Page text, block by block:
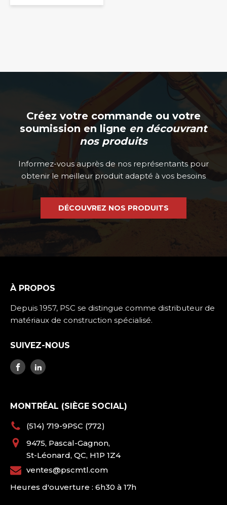
Créez votre commande ou votre
soumission en ligne en découvrant
nos produits
Informez-vous auprès de nos représentants pour
obtenir le meilleur produit adapté à vos besoins
DÉCOUVREZ NOS PRODUITS
À PROPOS
Depuis 1957, PSC se distingue comme distributeur de
matériaux de construction spécialisé.
SUIVEZ-NOUS
MONTRÉAL (SIÈGE SOCIAL)
(514) 719-9PSC (772)
9475, Pascal-Gagnon,
St-Léonard, QC, H1P 1Z4
ventes@pscmtl.com
Heures d'ouverture : 6h30 à 17h